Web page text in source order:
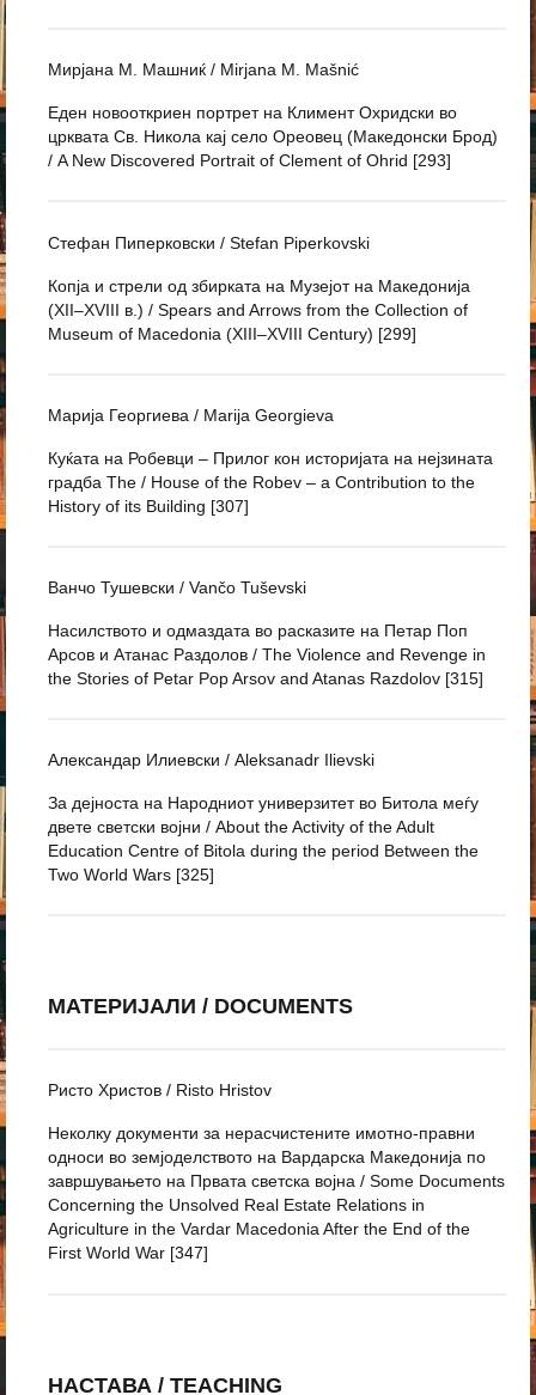
Мирјана М. Машниќ / Mirjana M. Mašnić
Еден новооткриен портрет на Климент Охридски во
црквата Св. Никола кај село Ореовец (Македонски Брод)
/ A New Discovered Portrait of Clement of Ohrid [293]
Стефан Пиперковски / Stefan Piperkovski
Копја и стрели од збирката на Музејот на Македонија
(XII–XVIII в.) / Spears and Arrows from the Collection of
Museum of Macedonia (XIII–XVIII Century) [299]
Марија Георгиева / Marija Georgieva
Куќата на Робевци – Прилог кон историјата на нејзината
градба The / House of the Robev – a Contribution to the
History of its Building [307]
Ванчо Тушевски / Vančo Tuševski
Насилството и одмаздата во расказите на Петар Поп
Арсов и Атанас Раздолов / The Violence and Revenge in
the Stories of Petar Pop Arsov and Atanas Razdolov [315]
Александар Илиевски / Aleksanadr Ilievski
За дејноста на Народниот универзитет во Битола меѓу
двете светски војни / About the Activity of the Adult
Education Centre of Bitola during the period Between the
Two World Wars [325]
МАТЕРИЈАЛИ / DOCUMENTS
Ристо Христов / Risto Hristov
Неколку документи за нерасчистените имотно-правни
односи во земјоделството на Вардарска Македонија по
завршувањето на Првата светска војна / Some Documents
Concerning the Unsolved Real Estate Relations in
Agriculture in the Vardar Macedonia After the End of the
First World War [347]
НАСТАВА / TEACHING